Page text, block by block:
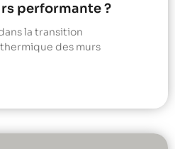
performante ?
la transition
des murs